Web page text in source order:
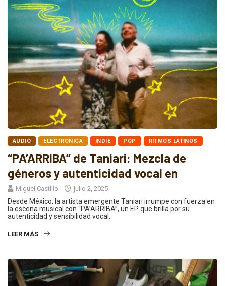
AUDIO ELECTRÓNICA INDIE POP RITMOS LATINOS
“PA’ARRIBA” de Taniari: Mezcla de
géneros y autenticidad vocal en
Miguel Castillo julio 2, 2025
Desde México, la artista emergente Taniari irrumpe con fuerza en
la escena musical con “PA’ARRIBA”, un EP que brilla por su
autenticidad y sensibilidad vocal.
LEER MÁS